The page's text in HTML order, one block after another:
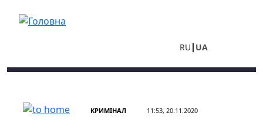
RU UA
КРИМІНАЛ 11:53, 20.11.2020